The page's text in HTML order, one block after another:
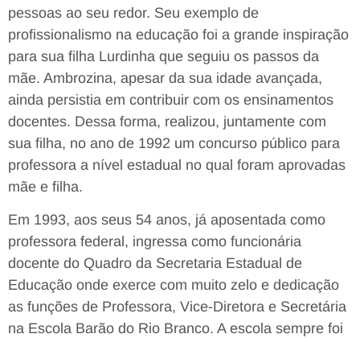
pessoas ao seu redor. Seu exemplo de
profissionalismo na educação foi a grande inspiração
para sua filha Lurdinha que seguiu os passos da
mãe. Ambrozina, apesar da sua idade avançada,
ainda persistia em contribuir com os ensinamentos
docentes. Dessa forma, realizou, juntamente com
sua filha, no ano de 1992 um concurso público para
professora a nível estadual no qual foram aprovadas
mãe e filha.
Em 1993, aos seus 54 anos, já aposentada como
professora federal, ingressa como funcionária
docente do Quadro da Secretaria Estadual de
Educação onde exerce com muito zelo e dedicação
as funções de Professora, Vice-Diretora e Secretária
na Escola Barão do Rio Branco. A escola sempre foi